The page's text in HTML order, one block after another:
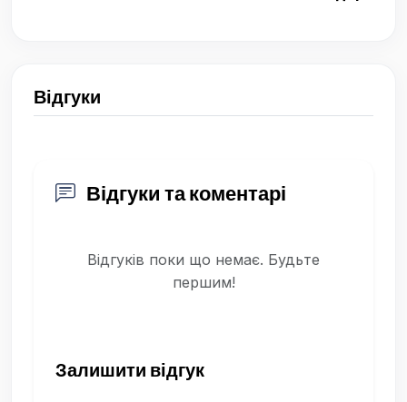
Відгуки
Відгуки та коментарі
Відгуків поки що немає. Будьте
першим!
Залишити відгук